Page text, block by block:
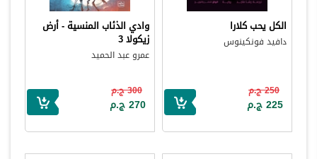
الكل يحب كلارا
دافيد فونكينوس
250 ج.م
225 ج.م
وادي الذئاب المنسية - أرض
زيكولا 3
عمرو عبد الحميد
300 ج.م
270 ج.م